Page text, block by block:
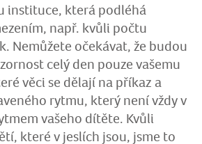
instituce, která podléhá
např. kvůli počtu
Nemůžete očekávat, že budou
celý den pouze vašemu
věci se dělají na příkaz a
rytmu, který není vždy v
vašeho dítěte. Kvůli
které v jeslích jsou, jsme to